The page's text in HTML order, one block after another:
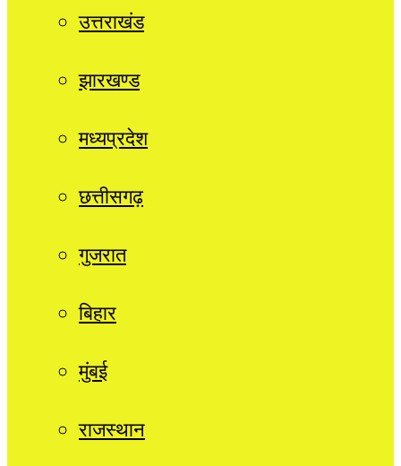
उत्तराखंड
झारखण्ड
मध्यप्रदेश
छत्तीसगढ़
गुजरात
बिहार
मुंबई
राजस्थान